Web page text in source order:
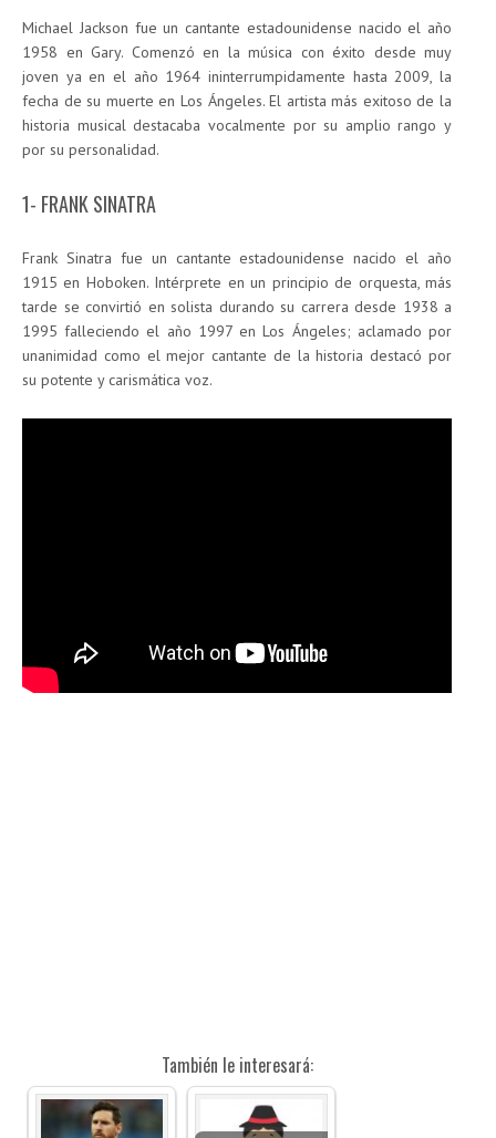
Michael Jackson fue un cantante estadounidense nacido el año
1958 en Gary. Comenzó en la música con éxito desde muy
joven ya en el año 1964 ininterrumpidamente hasta 2009, la
fecha de su muerte en Los Ángeles. El artista más exitoso de la
historia musical destacaba vocalmente por su amplio rango y
por su personalidad.
1- FRANK SINATRA
Frank Sinatra fue un cantante estadounidense nacido el año
1915 en Hoboken. Intérprete en un principio de orquesta, más
tarde se convirtió en solista durando su carrera desde 1938 a
1995 falleciendo el año 1997 en Los Ángeles; aclamado por
unanimidad como el mejor cantante de la historia destacó por
su potente y carismática voz.
También le interesará: